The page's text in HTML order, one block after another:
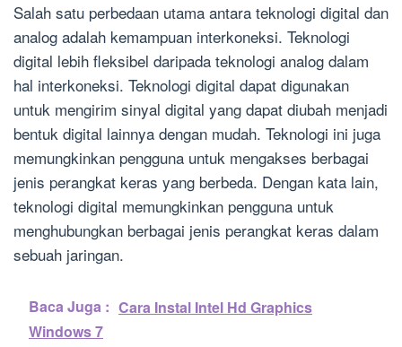
Salah satu perbedaan utama antara teknologi digital dan
analog adalah kemampuan interkoneksi. Teknologi
digital lebih fleksibel daripada teknologi analog dalam
hal interkoneksi. Teknologi digital dapat digunakan
untuk mengirim sinyal digital yang dapat diubah menjadi
bentuk digital lainnya dengan mudah. Teknologi ini juga
memungkinkan pengguna untuk mengakses berbagai
jenis perangkat keras yang berbeda. Dengan kata lain,
teknologi digital memungkinkan pengguna untuk
menghubungkan berbagai jenis perangkat keras dalam
sebuah jaringan.
Baca Juga : Cara Instal Intel Hd Graphics
Windows 7